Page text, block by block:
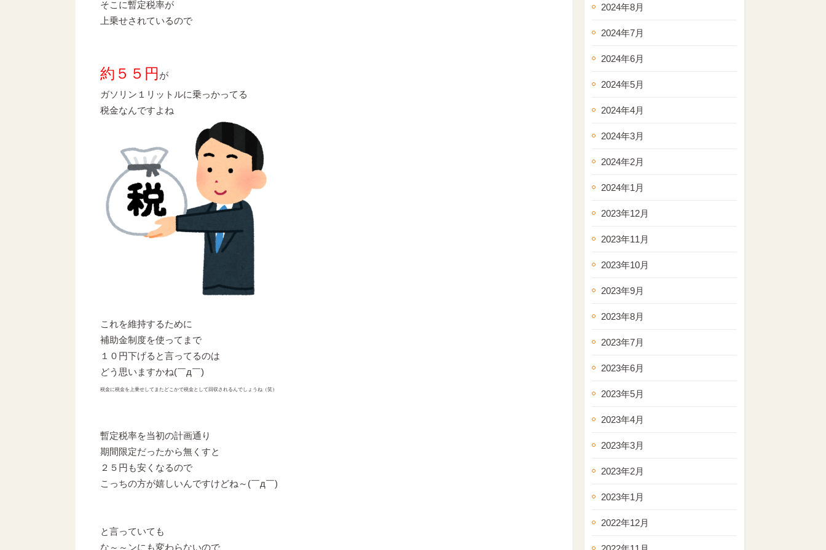
そこに暫定税率が
上乗せされているので
約５５円が
ガソリン１リットルに乗っかってる
税金なんですよね
これを維持するために
補助金制度を使ってまで
１０円下げると言ってるのは
どう思いますかね(￣д￣)
税金に税金を上乗せしてまたどこかで税金として回収されるんでしょうね（笑）
暫定税率を当初の計画通り
期間限定だったから無くすと
２５円も安くなるので
こっちの方が嬉しいんですけどね～(￣д￣)
と言っていても
な～～ンにも変わらないので
2024年8月
2024年7月
2024年6月
2024年5月
2024年4月
2024年3月
2024年2月
2024年1月
2023年12月
2023年11月
2023年10月
2023年9月
2023年8月
2023年7月
2023年6月
2023年5月
2023年4月
2023年3月
2023年2月
2023年1月
2022年12月